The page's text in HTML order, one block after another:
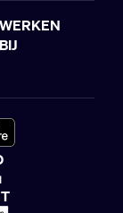
WERKEN
BIJ